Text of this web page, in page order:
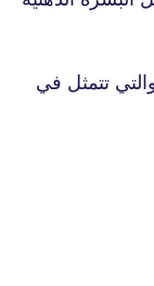
تتمثل في